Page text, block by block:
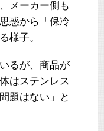
メーカー側も
惑から「保冷
様子。
るが、商品が
はステンレス
題はない」と